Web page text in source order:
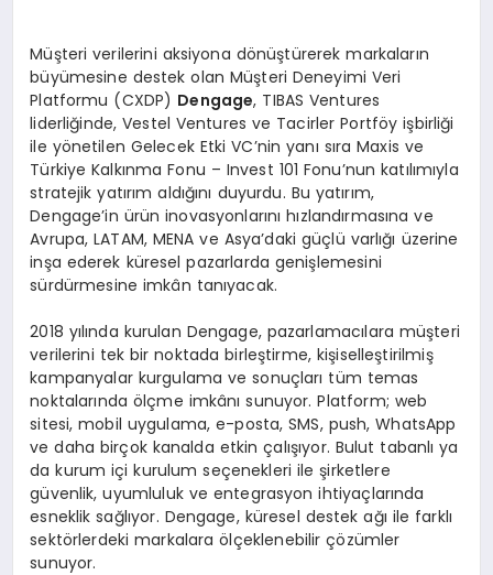
Müşteri verilerini aksiyona dönüştürerek markaların
büyümesine destek olan Müşteri Deneyimi Veri
Platformu (CXDP) Dengage, TIBAS Ventures
liderliğinde, Vestel Ventures ve Tacirler Portföy işbirliği
ile yönetilen Gelecek Etki VC’nin yanı sıra Maxis ve
Türkiye Kalkınma Fonu – Invest 101 Fonu’nun katılımıyla
stratejik yatırım aldığını duyurdu. Bu yatırım,
Dengage’in ürün inovasyonlarını hızlandırmasına ve
Avrupa, LATAM, MENA ve Asya’daki güçlü varlığı üzerine
inşa ederek küresel pazarlarda genişlemesini
sürdürmesine imkân tanıyacak.
2018 yılında kurulan Dengage, pazarlamacılara müşteri
verilerini tek bir noktada birleştirme, kişiselleştirilmiş
kampanyalar kurgulama ve sonuçları tüm temas
noktalarında ölçme imkânı sunuyor. Platform; web
sitesi, mobil uygulama, e-posta, SMS, push, WhatsApp
ve daha birçok kanalda etkin çalışıyor. Bulut tabanlı ya
da kurum içi kurulum seçenekleri ile şirketlere
güvenlik, uyumluluk ve entegrasyon ihtiyaçlarında
esneklik sağlıyor. Dengage, küresel destek ağı ile farklı
sektörlerdeki markalara ölçeklenebilir çözümler
sunuyor.